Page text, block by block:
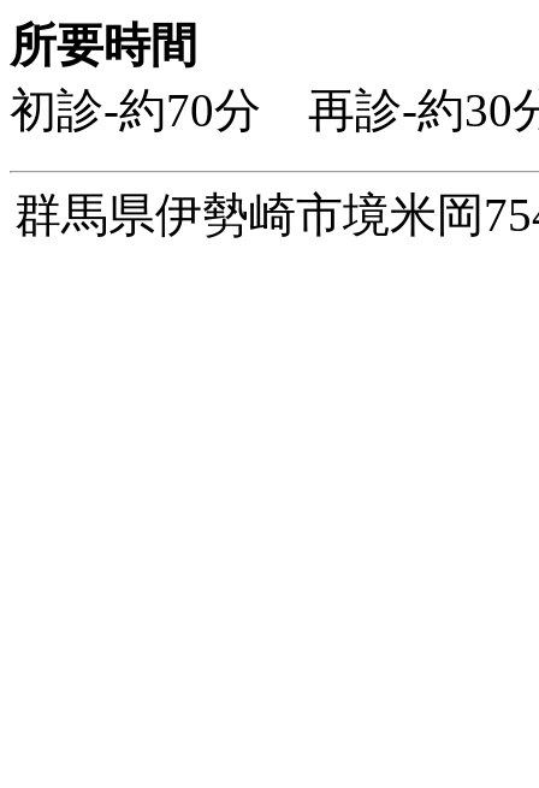
所要時間
初診-約70分 再診-約
群馬県伊勢崎市境米岡